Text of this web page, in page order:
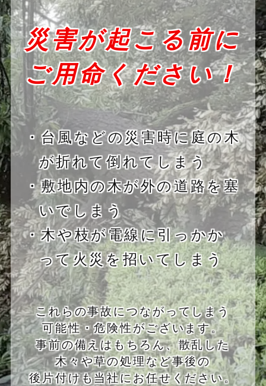
災害が起こる前に
ご用命ください！
・台風などの災害時に庭の木
が折れて倒れてしまう
・敷地内の木が外の道路を塞
いでしまう
・木や枝が電線に引っかか
って火災を招いてしまう
これらの事故につながってしまう
可能性・危険性がございます。
事前の備えはもちろん、散乱した
木々や草の処理など事後の
後片付けも当社にお任せください。